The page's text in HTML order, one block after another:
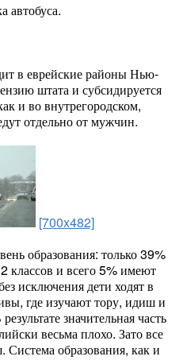
автобуса.
в еврейские районы Нью-
штата и субсидируется
и во внутрегородском,
отдельно от мужчин.
[700x482]
образования: только 39%
классов и всего 5% имеют
исключения дети ходят в
где изучают тору, идиш и
значительная часть
весьма плохо. Зато все
Система образования, как и